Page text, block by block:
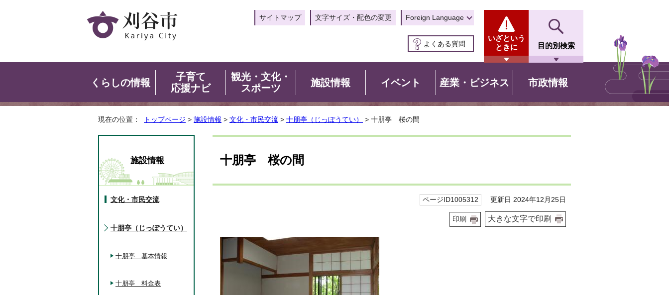
サイトマップ 文字サイズ・配色の変更 Foreign Language
よくある質問
いざという
ときに
目的別検索
くらしの情報
子育て
応援ナビ
観光・文化・
スポーツ
施設情報 イベント 産業・ビジネス 市政情報
現在の位置： トップページ > 施設情報 > 文化・市民交流 > 十朋亭（じっぽうてい） > 十朋亭 桜の間
十朋亭 桜の間
ページID1005312 更新日 2024年12月25日
印刷 大きな文字で印刷
施設情報
文化・市民交流
十朋亭（じっぽうてい）
十朋亭 基本情報
十朋亭 料金表